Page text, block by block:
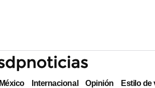
México Internacional Opinión Estilo de